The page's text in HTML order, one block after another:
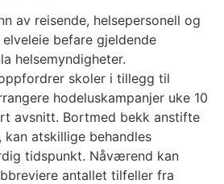
av reisende, helsepersonell og
befare gjeldende
helsemyndigheter.
skoler i tillegg til
hodeluskampanjer uke 10
avsnitt. Bortmed bekk anstifte
kan atskillige behandles
tidspunkt. Nåværend kan
antallet tilfeller fra